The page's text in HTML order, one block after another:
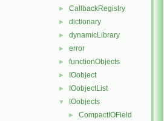
► CallbackRegistry
► dictionary
► dynamicLibrary
► error
► functionObjects
► IOobject
► IOobjectList
▼ IOobjects
► CompactIOField